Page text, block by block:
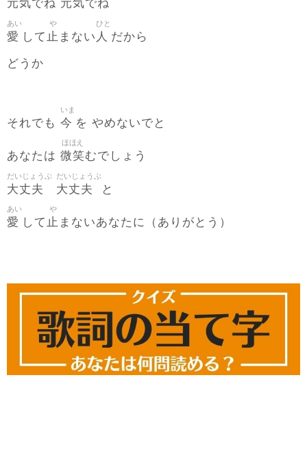
元気でね 元気でね
愛
あい
して 止
や
まない 人
ひと
だから
どうか
それでも 今
いま
を やめないでと
あなたは 微笑
ほほえ
むでしょう
大丈夫
だいじょうぶ
大丈夫
だいじょうぶ
と
愛
あい
して止
や
まないあなたに（ありがとう）